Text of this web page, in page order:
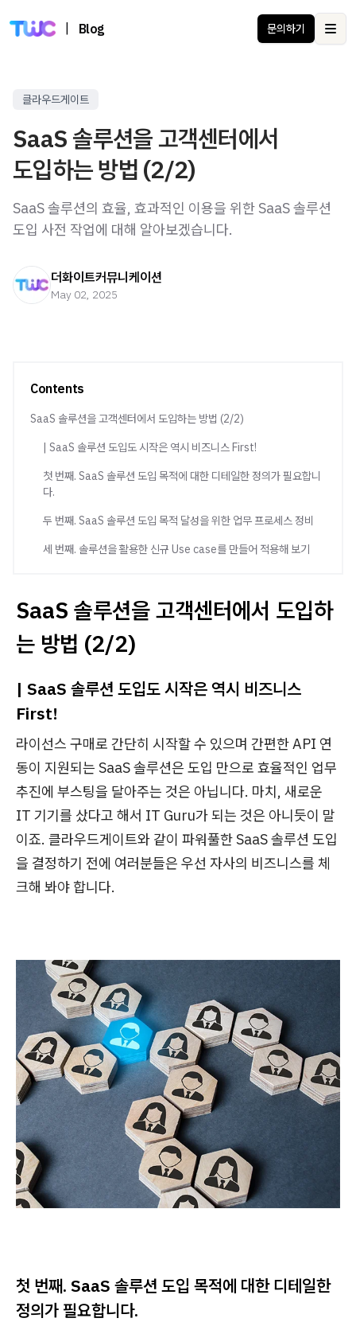
Blog 문의하기
클라우드게이트
SaaS 솔루션을 고객센터에서
도입하는 방법 (2/2)
SaaS 솔루션의 효율, 효과적인 이용을 위한 SaaS 솔루션
도입 사전 작업에 대해 알아보겠습니다.
더화이트커뮤니케이션
May 02, 2025
Contents
​SaaS 솔루션을 고객센터에서 도입하는 방법 (2/2)
| SaaS 솔루션 도입도 시작은 역시 비즈니스 First!
첫 번째. SaaS 솔루션 도입 목적에 대한 디테일한 정의가 필요합니
다.
두 번째. SaaS 솔루션 도입 목적 달성을 위한 업무 프로세스 정비
세 번째. 솔루션을 활용한 신규 Use case를 만들어 적용해 보기
​SaaS 솔루션을 고객센터에서 도입하
는 방법 (2/2)
| SaaS 솔루션 도입도 시작은 역시 비즈니스
First!
라이선스 구매로 간단히 시작할 수 있으며 간편한 API 연
동이 지원되는 SaaS 솔루션은 도입 만으로 효율적인 업무
추진에 부스팅을 달아주는 것은 아닙니다. 마치, 새로운
IT 기기를 샀다고 해서 IT Guru가 되는 것은 아니듯이 말
이죠. 클라우드게이트와 같이 파워풀한 SaaS 솔루션 도입
을 결정하기 전에 여러분들은 우선 자사의 비즈니스를 체
크해 봐야 합니다.
첫 번째. SaaS 솔루션 도입 목적에 대한 디테일한
정의가 필요합니다.